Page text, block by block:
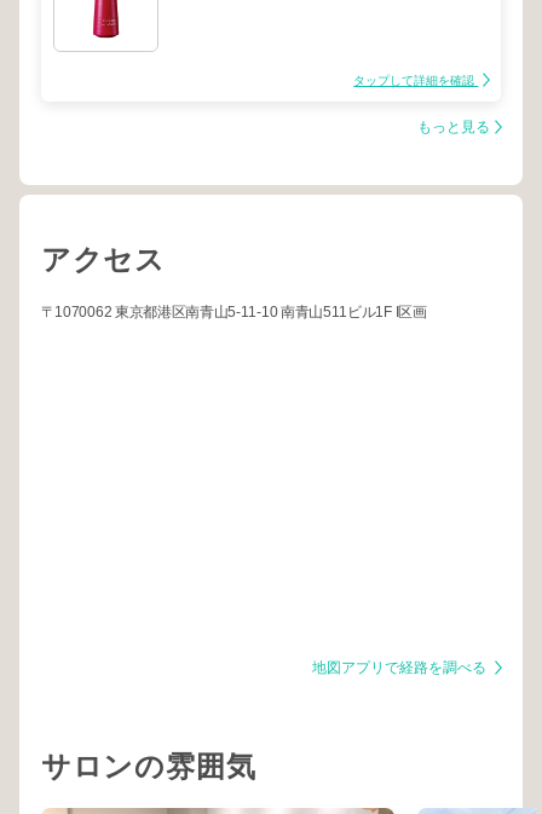
タップして詳細を確認
もっと見る
アクセス
〒1070062 東京都港区南青山5-11-10 南青山511ビル1F I区画
地図アプリで経路を調べる
サロンの雰囲気